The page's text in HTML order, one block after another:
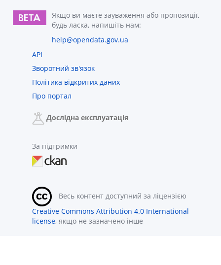
Якщо ви маєте зауваження або пропозиції,
будь ласка, напишіть нам:
help@opendata.gov.ua
API
Зворотний зв'язок
Політика відкритих даних
Про портал
Дослідна експлуатація
За підтримки
Весь контент доступний за ліцензією
Creative Commons Attribution 4.0 International
license, якщо не зазначено інше